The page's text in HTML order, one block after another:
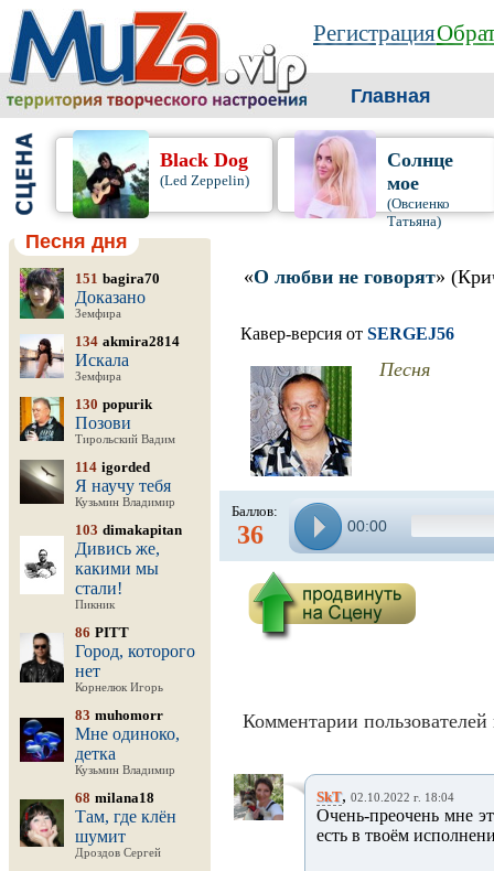
Регистрация
Главная
Black Dog
(Led Zeppelin)
Солнце
мое
(Овсиенко
Татьяна)
Песня дня
151 bagira70
Доказано
Земфира
134 akmira2814
Искала
Земфира
130 popurik
Позови
Тирольский Вадим
114 igorded
Я научу тебя
Кузьмин Владимир
103 dimakapitan
Дивись же,
какими мы
стали!
Пикник
86 PITT
Город, которого
нет
Корнелюк Игорь
83 muhomorr
Мне одиноко,
детка
Кузьмин Владимир
68 milana18
Там, где клён
шумит
Дроздов Сергей
«О любви не говорят»
Кавер-версия от SERGEJ56
Песня
Баллов:
36 00:00
Комментарии пользователей
SkT, 02.10.2022 г. 18:04
Очень-преочень мне
есть в твоём